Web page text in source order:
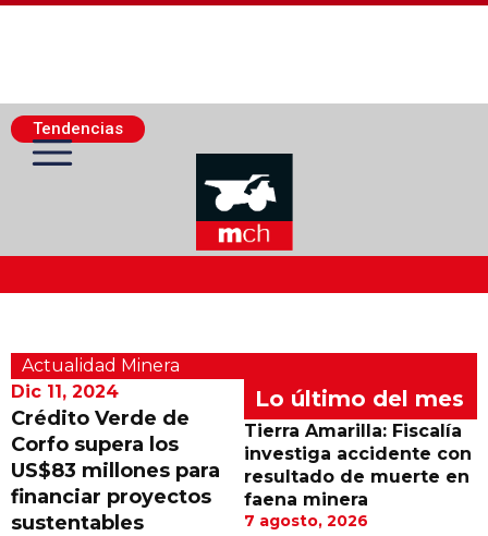
Tendencias
Actualidad Minera
Minería Superficie
Minerí­a Subterránea
Proveedores
Actualidad Minera
Dic 11, 2024
Crédito Verde de
Corfo supera los
US$83 millones para
financiar proyectos
sustentables
Lo último del mes
Tierra Amarilla: Fiscalía
investiga accidente con
resultado de muerte en
faena minera
7 agosto, 2026